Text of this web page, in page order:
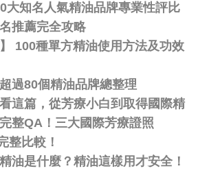
大知名人氣精油品牌專業性評比
推薦完全攻略
100種單方精油使用方法及功效
過80個精油品牌總整理
這篇，從芳療小白到取得國際精
整QA！三大國際芳療證照
整比較！
油是什麼？精油這樣用才安全！